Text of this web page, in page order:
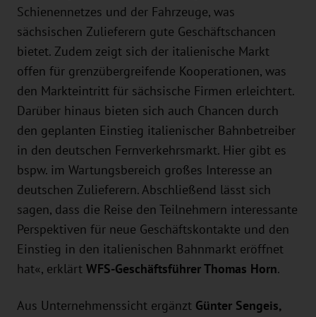
Schienennetzes und der Fahrzeuge, was
sächsischen Zulieferern gute Geschäftschancen
bietet. Zudem zeigt sich der italienische Markt
offen für grenzübergreifende Kooperationen, was
den Markteintritt für sächsische Firmen erleichtert.
Darüber hinaus bieten sich auch Chancen durch
den geplanten Einstieg italienischer Bahnbetreiber
in den deutschen Fernverkehrsmarkt. Hier gibt es
bspw. im Wartungsbereich großes Interesse an
deutschen Zulieferern. Abschließend lässt sich
sagen, dass die Reise den Teilnehmern interessante
Perspektiven für neue Geschäftskontakte und den
Einstieg in den italienischen Bahnmarkt eröffnet
hat«, erklärt WFS-Geschäftsführer Thomas Horn.
Aus Unternehmenssicht ergänzt Günter Sengeis,